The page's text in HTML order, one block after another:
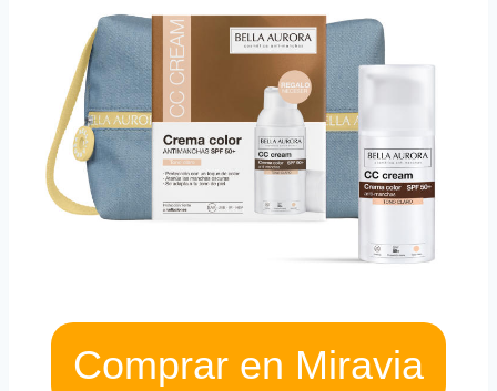
Comprar en Miravia